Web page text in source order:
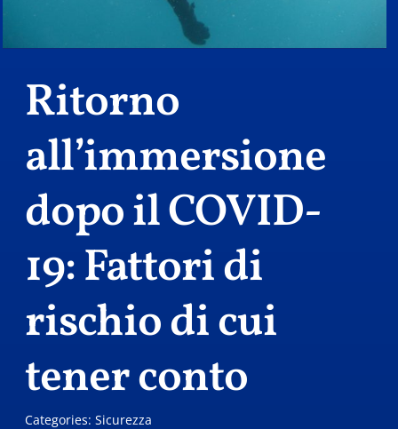
Ritorno
all’immersione
dopo il COVID-
19: Fattori di
rischio di cui
tener conto
Categories: Sicurezza